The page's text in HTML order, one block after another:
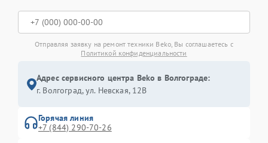
Отправляя заявку на ремонт техники Beko, Вы соглашаетесь с
Политикой конфиденциальности
Адрес сервисного центра Beko в Волгограде:
г. Волгоград, ул. Невская, 12В
Горячая линия
+7 (844) 290-70-26